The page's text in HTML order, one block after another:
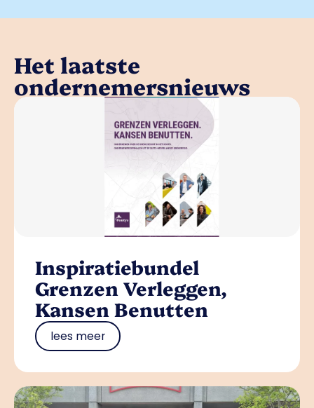
Het laatste
ondernemersnieuws
Inspiratiebundel
Grenzen Verleggen,
Kansen Benutten
lees meer